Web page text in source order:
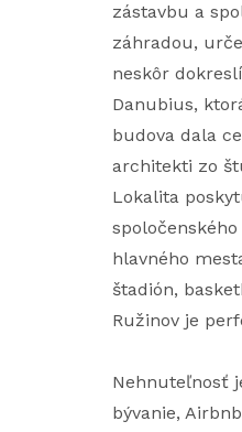
zástavbu a
záhradou,
neskôr
Danubius,
budova dala
architekti zo
Lokalita
hlavného
štadión,
Ružinov je
Nehnuteľnosť
bývanie,